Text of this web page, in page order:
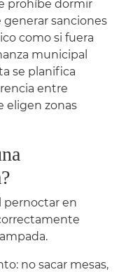
prohíbe dormir
sanciones
como si fuera
municipal
se planifica
entre
eligen zonas
pernoctar en
no sacar mesas,